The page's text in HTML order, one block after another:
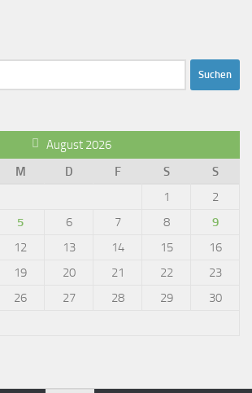
August 2026
M D F S
S
1
2
5 6 7 8
9
12 13 14 15
16
19 20 21 22
23
26 27 28 29
30